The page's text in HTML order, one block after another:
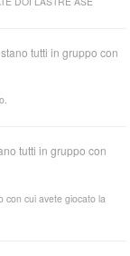
tutti in gruppo con
tutti in gruppo con
con cui avete giocato la